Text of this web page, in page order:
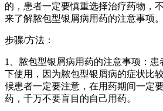
的，患者一定要慎重选择治疗药物，
来了解脓包型银屑病用药的注意事项。
步骤/方法：
1、脓包型银屑病用药的注意事项：
下使用，因为脓包型银屑病的症状比
候患者一定要注意，在用药期间一定
药，千万不要盲目的自己用药。